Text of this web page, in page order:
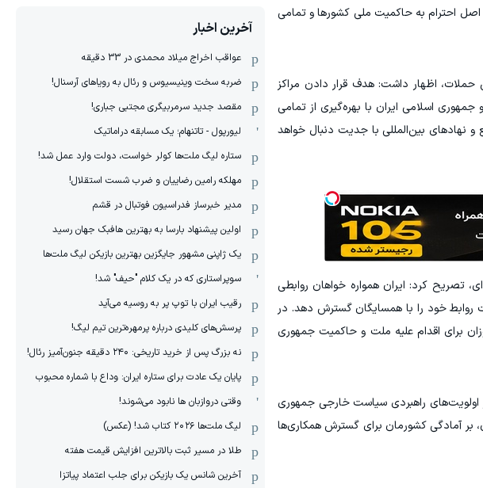
اصل احترام به حاکمیت ملی کشور‌ها و تمامی
حملات، اظهار داشت: هدف قرار دادن مراکز
جمهوری اسلامی ایران با بهره‌گیری از تمامی
نهاد‌های بین‌المللی با جدیت دنبال خواهد
تصریح کرد: ایران همواره خواهان روابطی
روابط خود را با همسایگان گسترش دهد. در
برای اقدام علیه ملت و حاکمیت جمهوری
اولویت‌های راهبردی سیاست خارجی جمهوری
بر آمادگی کشورمان برای گسترش همکاری‌ها
آخرین اخبار
عواقب اخراج میلاد محمدی در 33 دقیقه
ضربه سخت وینیسیوس و رئال به رویاهای آرسنال!
مقصد جدید سرمربیگری مجتبی جباری!
لیورپول - تاتنهام؛ یک مسابقه دراماتیک
ستاره لیگ ملت‌ها کولر خواست، دولت وارد عمل شد!
مهلکه رامین رضاییان و ضرب شست استقلال!
مدیر خبرساز فدراسیون فوتبال در قشم
اولین پیشنهاد بارسا به بهترین هافبک جهان رسید
یک ژاپنی مشهور جایگزین بهترین بازیکن لیگ ملت‌ها
سوپراستاری که در یک کلام "حیف" شد!
رقیب ایران با توپ پر به روسیه می‌آید
پرسش‌های کلیدی درباره پرمهره‌ترین تیم لیگ!
نه بزرگ پس از خرید تاریخی: ۲۴۰ دقیقه جنون‌آمیز رئال!
پایان یک عادت برای ستاره ایران: وداع با شماره محبوب
وقتی دروازبان ها نابود می‌شوند!
لیگ ملت‌ها ٢٠٢۶ کتاب شد! (عکس)
طلا در مسیر ثبت بالاترین افزایش قیمت هفته
آخرین شانس یک بازیکن برای جلب اعتماد پیاتزا